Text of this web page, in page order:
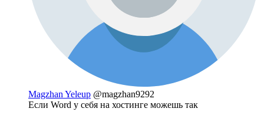
Magzhan Yeleup @magzhan9292
Если Word у себя на хостинге можешь так